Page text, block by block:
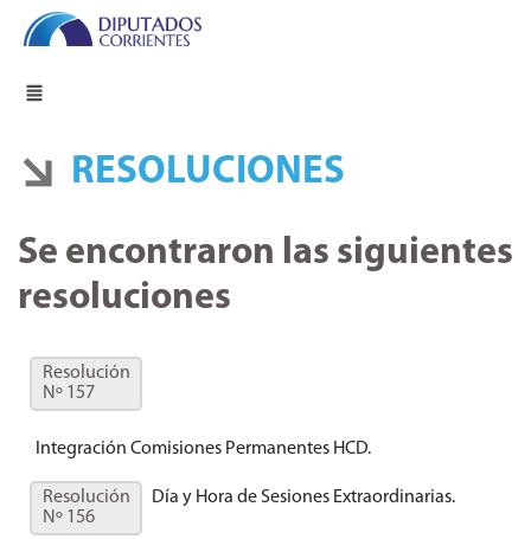
RESOLUCIONES
Se encontraron las siguientes
resoluciones
Resolución
Nº 157
Integración Comisiones Permanentes HCD.
Resolución
Nº 156
Día y Hora de Sesiones Extraordinarias.